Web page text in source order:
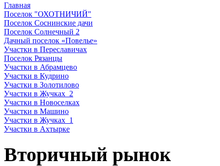
Главная
Поселок "ОХОТНИЧИЙ"
Поселок Соснинские дачи
Поселок Солнечный 2
Дачный поселок «Повелье»
Участки в Переславичах
Поселок Рязанцы
Участки в Абрамцево
Участки в Кудрино
Участки в Золотилово
Участки в Жучках_2
Участки в Новоселках
Участки в Машино
Участки в Жучках_1
Участки в Ахтырке
Вторичный рынок